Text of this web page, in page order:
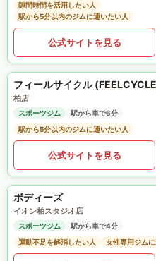
隙間時間を活用したい人
駅から5分以内のジムに通いたい人
公式サイトを見る
フィールサイクル
柏店
スポーツジム
駅から車で6分
駅から5分以内のジムに通いたい人
公式サイトを見る
ボディーズ
イオン柏スタジオ店
スポーツジム
駅から車で4分
運動不足を解消したい人
女性専用ジム